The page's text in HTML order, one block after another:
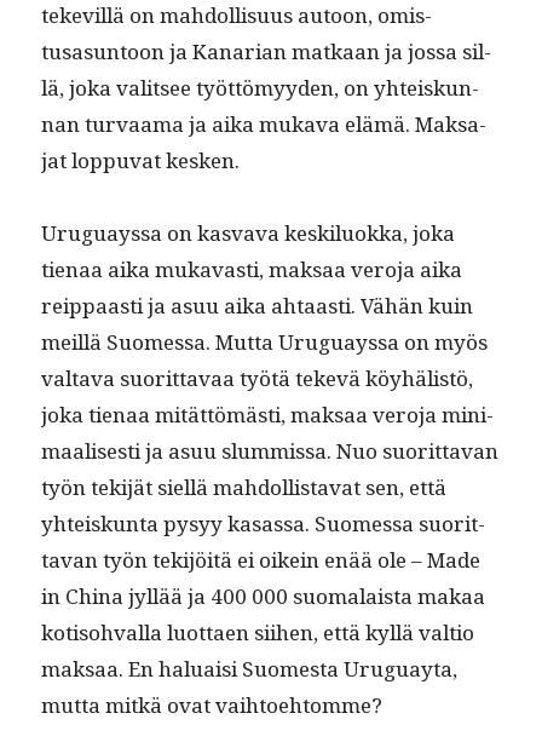
tekevil­lä on mah­dol­lisu­us autoon, omis­
tusasun­toon ja Kanari­an matkaan ja jos­sa sil­
lä, joka val­it­see työt­tömyy­den, on yhteiskun­
nan tur­vaa­ma ja aika muka­va elämä. Mak­sa­
jat lop­pu­vat kesken.
Uruguayssa on kas­va­va keskilu­ok­ka, joka
tien­aa aika mukavasti, mak­saa vero­ja aika
reip­paasti ja asuu aika ahtaasti. Vähän kuin
meil­lä Suomes­sa. Mut­ta Uruguayssa on myös
val­ta­va suorit­tavaa työtä tekevä köy­hälistö,
joka tien­aa mität­tömästi, mak­saa vero­ja min­i­
maalis­es­ti ja asuu slum­mis­sa. Nuo suorit­ta­van
työn tek­i­jät siel­lä mah­dol­lis­ta­vat sen, että
yhteiskun­ta pysyy kasas­sa. Suomes­sa suorit­
ta­van työn tek­i­jöitä ei oikein enää ole – Made
in Chi­na jyl­lää ja 400 000 suo­ma­laista makaa
koti­so­hval­la luot­taen siihen, että kyl­lä val­tio
mak­saa. En halu­aisi Suomes­ta Uruguay­ta,
mut­ta mitkä ovat vaihtoehtomme?